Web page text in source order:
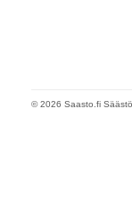
© 2026 Saasto.fi